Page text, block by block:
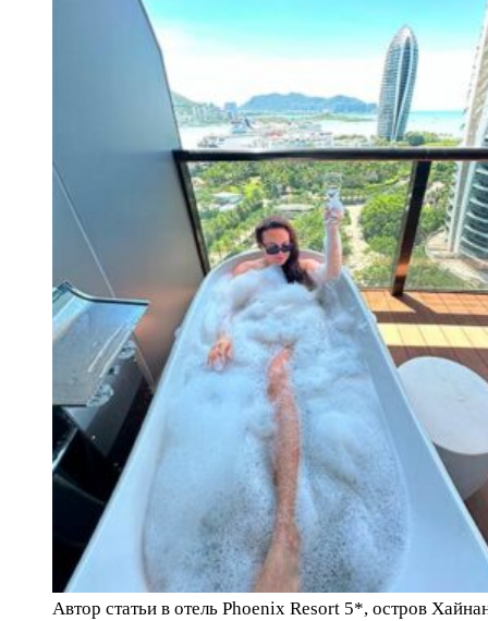
Автор статьи в отель Phoenix Resort 5*, остров